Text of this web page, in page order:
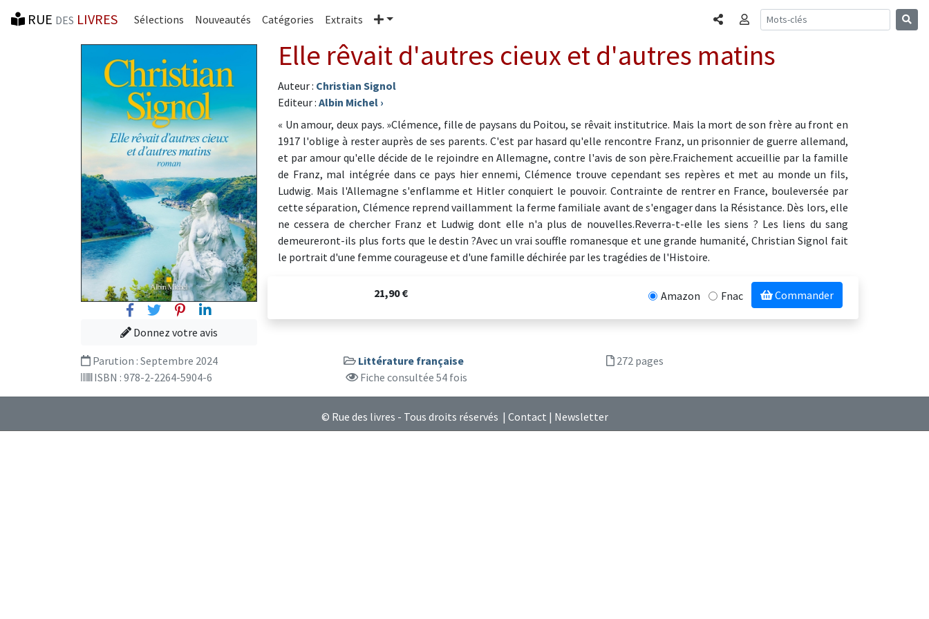
RUE DES LIVRES Sélections Nouveautés Catégories Extraits Plus PartagerConnexion
FacebookTwitterPinterest
Linkedin
Donnez votre avis
Elle rêvait d'autres cieux et d'autres matins
Auteur : Christian Signol
Editeur : Albin Michel ›
« Un amour, deux pays. »Clémence, fille de paysans du Poitou, se rêvait institutrice. Mais la mort de son frère au front en
1917 l'oblige à rester auprès de ses parents. C'est par hasard qu'elle rencontre Franz, un prisonnier de guerre allemand,
et par amour qu'elle décide de le rejoindre en Allemagne, contre l'avis de son père.Fraichement accueillie par la famille
de Franz, mal intégrée dans ce pays hier ennemi, Clémence trouve cependant ses repères et met au monde un fils,
Ludwig. Mais l'Allemagne s'enflamme et Hitler conquiert le pouvoir. Contrainte de rentrer en France, bouleversée par
cette séparation, Clémence reprend vaillamment la ferme familiale avant de s'engager dans la Résistance. Dès lors, elle
ne cessera de chercher Franz et Ludwig dont elle n'a plus de nouvelles.Reverra-t-elle les siens ? Les liens du sang
demeureront-ils plus forts que le destin ?Avec un vrai souffle romanesque et une grande humanité, Christian Signol fait
le portrait d'une femme courageuse et d'une famille déchirée par les tragédies de l'Histoire.
21,90 € Amazon Fnac Commander
Parution : Septembre 2024 Littérature française
272 pages
ISBN : 978-2-2264-5904-6
Fiche consultée 54 fois
© Rue des livres - Tous droits réservés | Contact | Newsletter